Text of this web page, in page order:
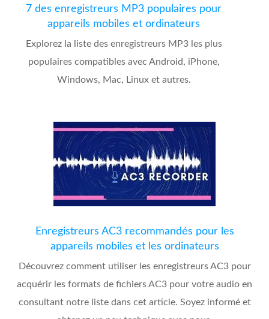
7 des enregistreurs MP3 populaires pour
appareils mobiles et ordinateurs
Explorez la liste des enregistreurs MP3 les plus
populaires compatibles avec Android, iPhone,
Windows, Mac, Linux et autres.
Enregistreurs AC3 recommandés pour les
appareils mobiles et les ordinateurs
Découvrez comment utiliser les enregistreurs AC3 pour
acquérir les formats de fichiers AC3 pour votre audio en
consultant notre liste dans cet article. Soyez informé et